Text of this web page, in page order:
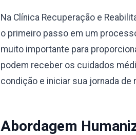
Na Clínica Recuperação e
o primeiro passo em um
muito importante para
podem receber os cuidados
condição e iniciar sua jornada de
Abordagem